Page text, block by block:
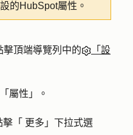
的HubSpot屬性。
頂端導覽列中的
「設
「屬性」 。
「 更多 」下拉式選